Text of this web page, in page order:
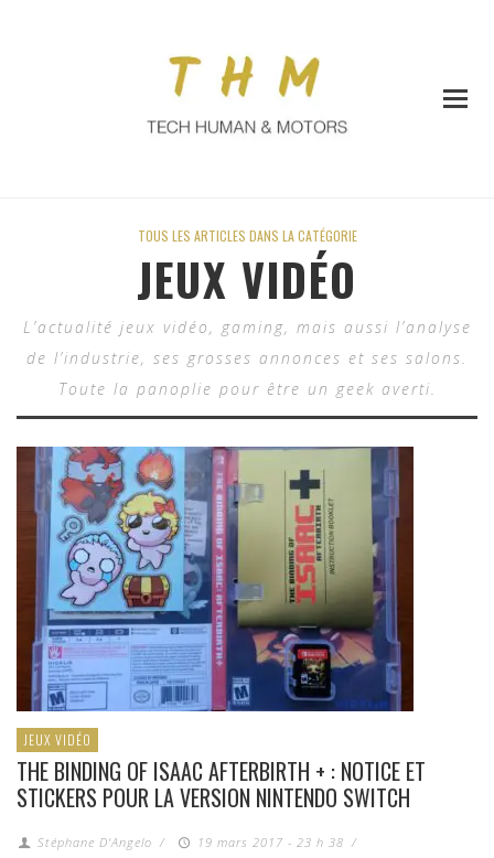
TOUS LES ARTICLES DANS LA CATÉGORIE
JEUX VIDÉO
L’actualité jeux vidéo, gaming, mais aussi l’analyse
de l’industrie, ses grosses annonces et ses salons.
Toute la panoplie pour être un geek averti.
JEUX VIDÉO
THE BINDING OF ISAAC AFTERBIRTH + : NOTICE ET
STICKERS POUR LA VERSION NINTENDO SWITCH
Stéphane D'Angelo / 19 mars 2017 - 23 h 38 /